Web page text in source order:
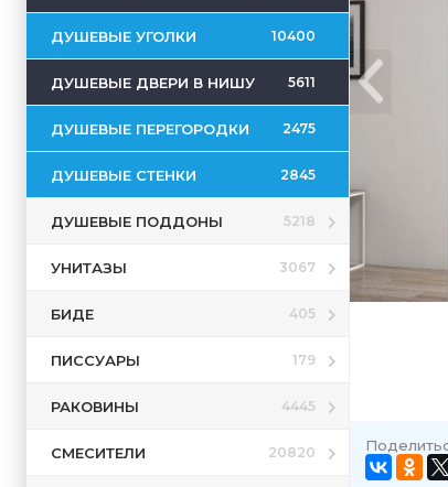
ДУШЕВЫЕ УГОЛКИ 10400
ДУШЕВЫЕ ДВЕРИ В НИШУ 5611
ДУШЕВЫЕ ПЕРЕГОРОДКИ 2475
ДУШЕВЫЕ СТЕНКИ 2845
ДУШЕВЫЕ ПОДДОНЫ 5218
УНИТАЗЫ 3067
БИДЕ 405
ПИССУАРЫ 179
РАКОВИНЫ 4445
СМЕСИТЕЛИ 20820